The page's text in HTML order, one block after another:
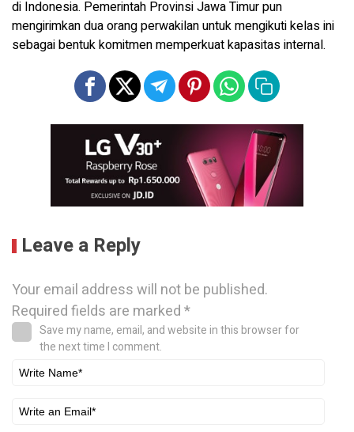
di Indonesia. Pemerintah Provinsi Jawa Timur pun
mengirimkan dua orang perwakilan untuk mengikuti kelas ini
sebagai bentuk komitmen memperkuat kapasitas internal.
Leave a Reply
Your email address will not be published.
Required fields are marked*
Save my name, email, and website in this browser for
the next time I comment.